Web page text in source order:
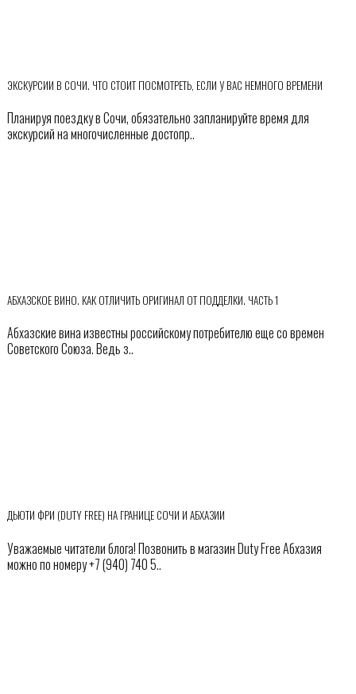
ЭКСКУРСИИ В СОЧИ. ЧТО СТОИТ ПОСМОТРЕТЬ, ЕСЛИ У ВАС НЕМНОГО ВРЕМЕНИ
Планируя поездку в Сочи, обязательно запланируйте время для
экскурсий на многочисленные достопр..
АБХАЗСКОЕ ВИНО. КАК ОТЛИЧИТЬ ОРИГИНАЛ ОТ ПОДДЕЛКИ. ЧАСТЬ 1
Абхазские вина известны российскому потребителю еще со времен
Советского Союза. Ведь з..
ДЬЮТИ ФРИ (DUTY FREE) НА ГРАНИЦЕ СОЧИ И АБХАЗИИ
Уважаемые читатели блога! Позвонить в магазин Duty Free Абхазия
можно по номеру +7 (940) 740 5..